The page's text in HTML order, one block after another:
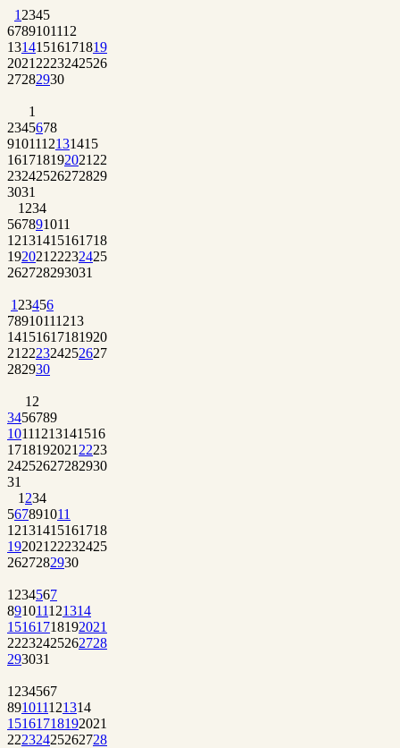
1 2345
6789101112
13141516171819
2021 2223242526
27282930
1
2345678
9101112131415
161718192021 22
23242526272829
3031
1 234
567891011
12131415161718
192021 22232425
262728293031
1 23456
78910111213
14151617181920
21 222324252627
282930
1 2
3456789
10111213141516
1718192021 2223
24252627282930
31
1 234
567891011
12131415161718
192021 22232425
2627282930
1 234567
891011121314
15161718192021
22232425262728
293031
1 234567
891011121314
15161718192021
22232425262728